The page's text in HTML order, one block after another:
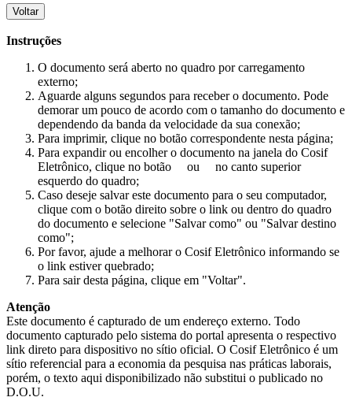
Voltar
Instruções
O documento será aberto no quadro por carregamento
externo;
Aguarde alguns segundos para receber o documento. Pode
demorar um pouco de acordo com o tamanho do documento e
dependendo da banda da velocidade da sua conexão;
Para imprimir, clique no botão correspondente nesta página;
Para expandir ou encolher o documento na janela do Cosif
Eletrônico, clique no botão
ou
no canto superior
esquerdo do quadro;
Caso deseje salvar este documento para o seu computador,
clique com o botão direito sobre o link ou dentro do quadro
do documento e selecione "Salvar como" ou "Salvar destino
como";
Por favor, ajude a melhorar o Cosif Eletrônico informando se
o link estiver quebrado;
Para sair desta página, clique em "Voltar".
Atenção
Este documento é capturado de um endereço externo. Todo
documento capturado pelo sistema do portal apresenta o respectivo
link direto para dispositivo no sítio oficial. O Cosif Eletrônico é um
sítio referencial para a economia da pesquisa nas práticas laborais,
porém, o texto aqui disponibilizado não substitui o publicado no
D.O.U.